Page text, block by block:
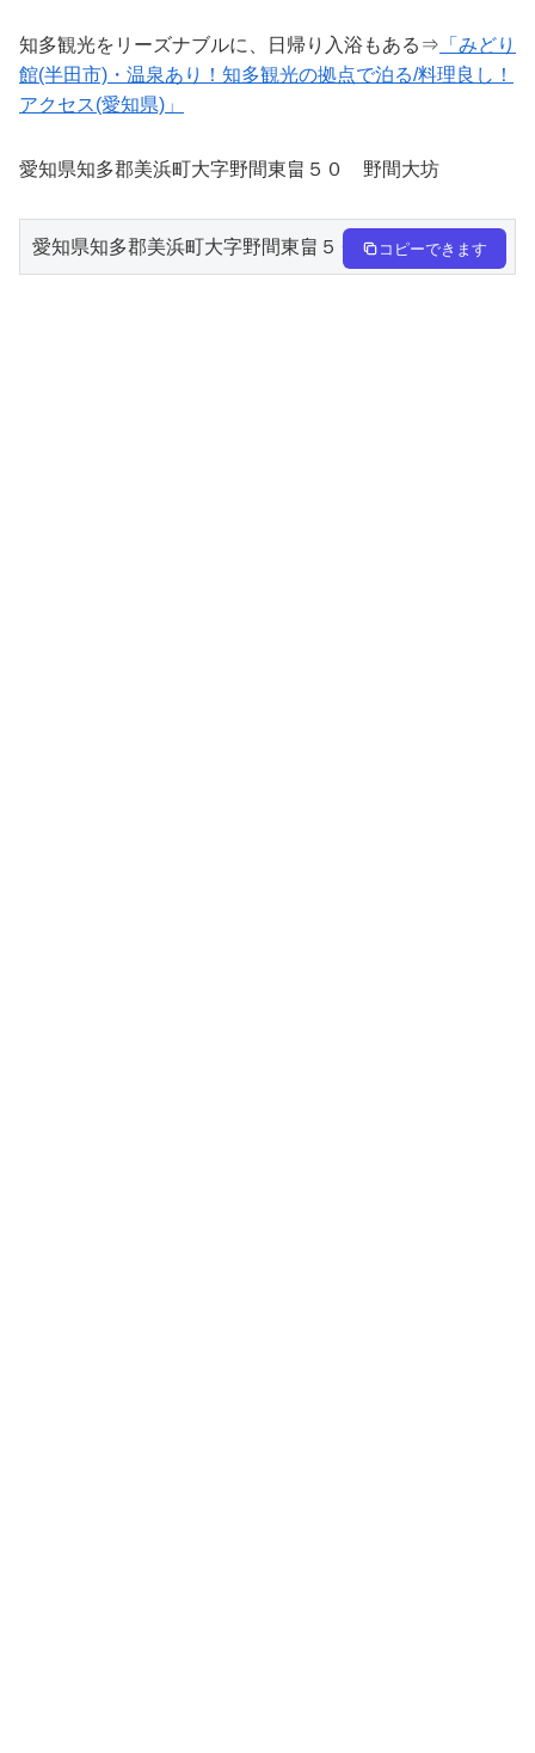
知多観光をリーズナブルに、日帰り入浴もある⇒ 「みどり
館(半田市)・温泉あり！知多観光の拠点で泊る/料理良し！
アクセス(愛知県)」
愛知県知多郡美浜町大字野間東畠５０ 野間大坊
愛知県知多郡美浜町大字野間東畠５０　野間大コピーできます